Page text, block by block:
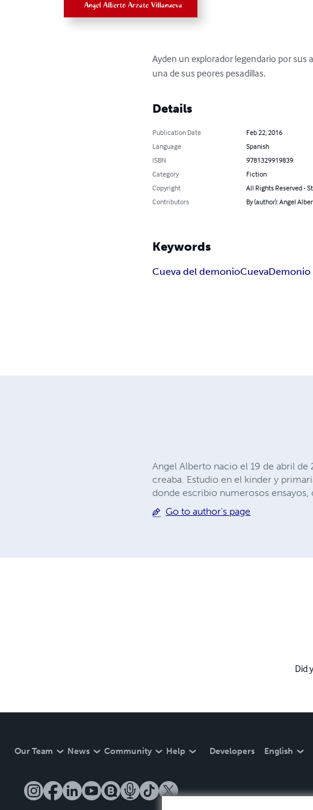
Ayden un explorador legendario por
una de sus peores pesadillas.
Details
Publication Date
Feb 22, 2016
Language
Spanish
ISBN
9781329919839
Category
Fiction
Copyright
All Rights Reserved -
Contributors
By (author): Angel
Keywords
Cueva del demonioCuevaDemonio
Angel Alberto nacio el 19 de abril
creaba. Estudio en el kinder y
donde escribio numerosos ensayos,
Go to author's page
Did
Our Team News Community Help Developers English